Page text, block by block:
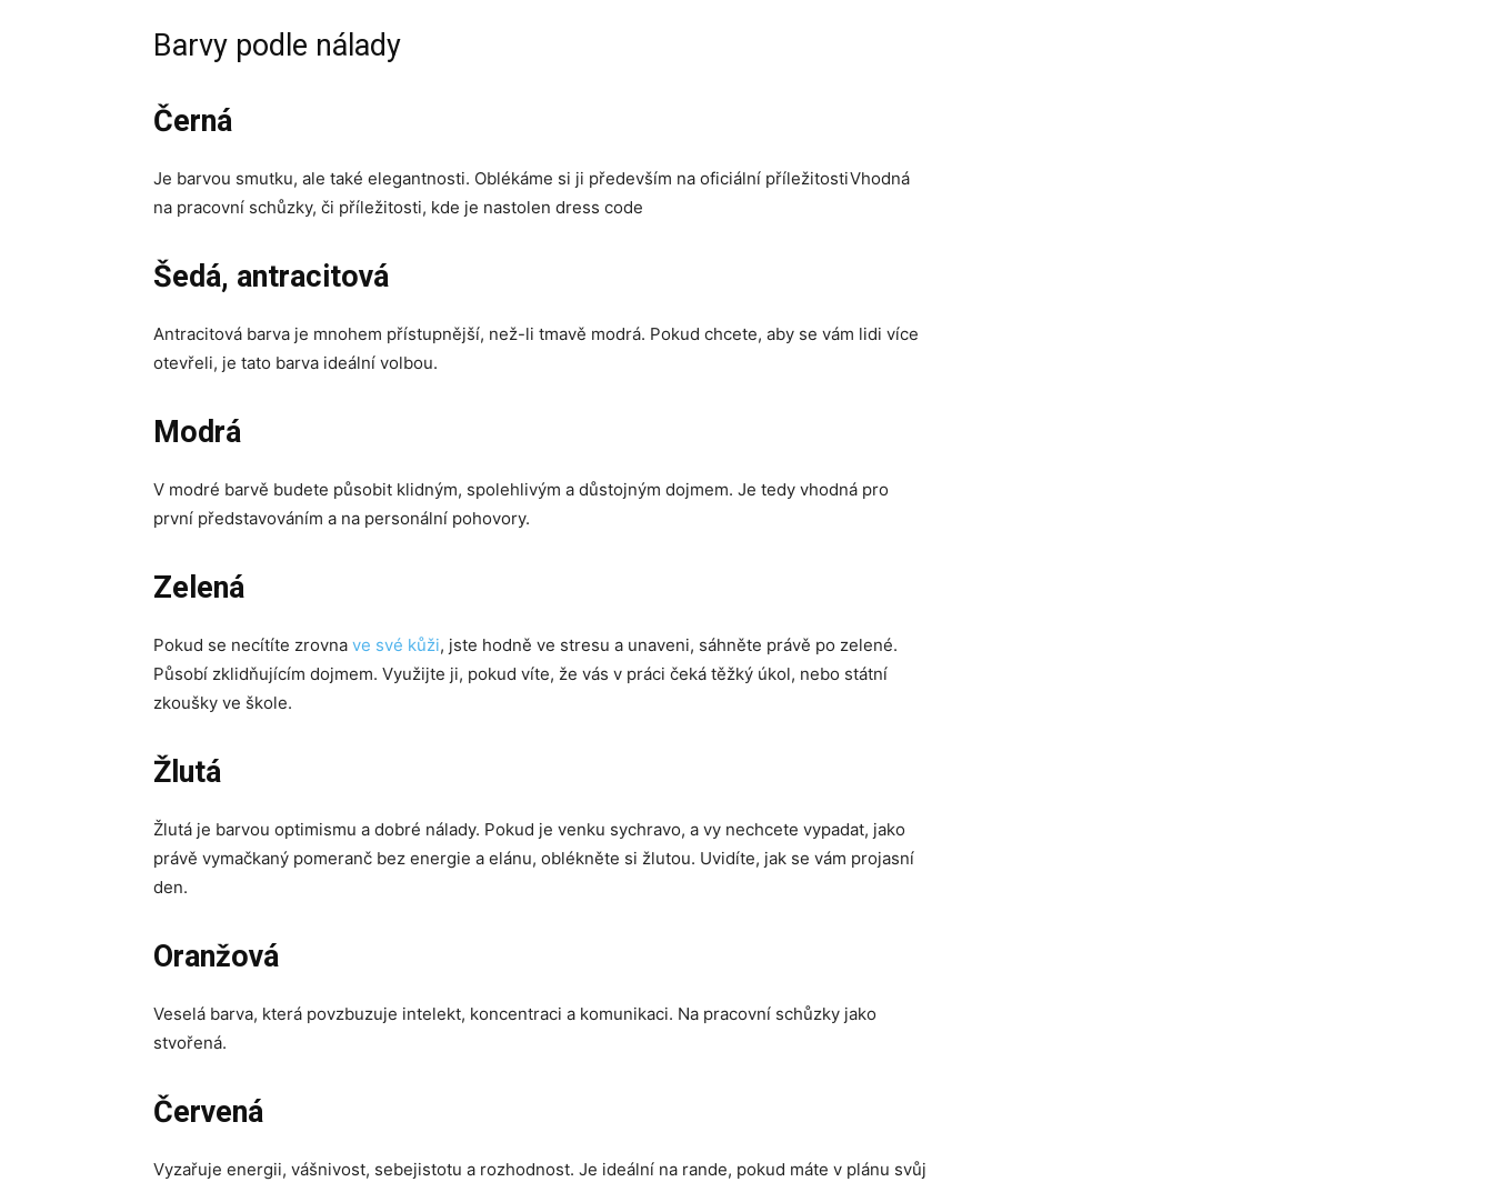
Barvy podle nálady
Černá
Je barvou smutku, ale také elegantnosti. Oblékáme si ji především na oficiální příležitostiVhodná
na pracovní schůzky, či příležitosti, kde je nastolen dress code
Šedá, antracitová
Antracitová barva je mnohem přístupnější, než-li tmavě modrá. Pokud chcete, aby se vám lidi více
otevřeli, je tato barva ideální volbou.
Modrá
V modré barvě budete působit klidným, spolehlivým a důstojným dojmem. Je tedy vhodná pro
první představováním a na personální pohovory.
Zelená
Pokud se necítíte zrovna ve své kůži, jste hodně ve stresu a unaveni, sáhněte právě po zelené.
Působí zklidňujícím dojmem. Využijte ji, pokud víte, že vás v práci čeká těžký úkol, nebo státní
zkoušky ve škole.
Žlutá
Žlutá je barvou optimismu a dobré nálady. Pokud je venku sychravo, a vy nechcete vypadat, jako
právě vymačkaný pomeranč bez energie a elánu, oblékněte si žlutou. Uvidíte, jak se vám projasní
den.
Oranžová
Veselá barva, která povzbuzuje intelekt, koncentraci a komunikaci. Na pracovní schůzky jako
stvořená.
Červená
Vyzařuje energii, vášnivost, sebejistotu a rozhodnost. Je ideální na rande, pokud máte v plánu svůj